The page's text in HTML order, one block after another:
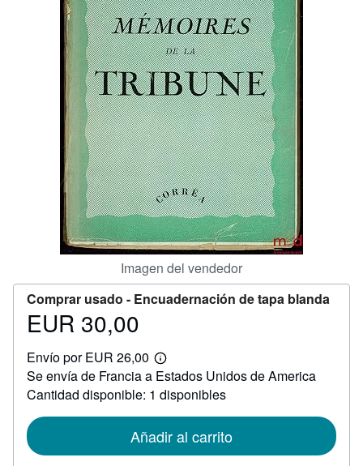
CERRAR
Imagen del vendedor
Comprar usado - Encuadernación de tapa blanda
Precio
30,00
EUR 30,00
Envío por EUR 26,00
Más
información
sobre
las
envío
Se envía de Francia a Estados Unidos de America
Cantidad disponible: 1 disponibles
Añadir al carrito